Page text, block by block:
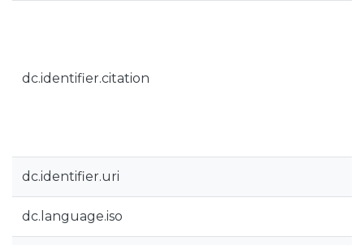
dc.identifier.citation
dc.identifier.uri
dc.language.iso